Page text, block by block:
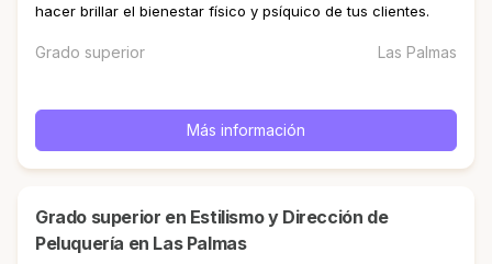
hacer brillar el bienestar físico y psíquico de tus clientes.
Grado superior Las Palmas
Más información
Grado superior en Estilismo y Dirección de
Peluquería en Las Palmas